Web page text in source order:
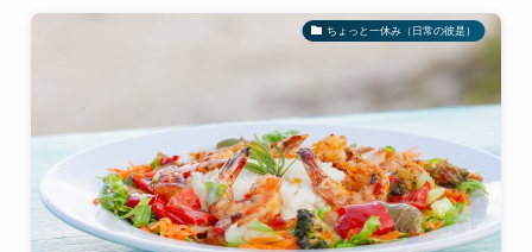
ちょっと一休み（日常の彼是）